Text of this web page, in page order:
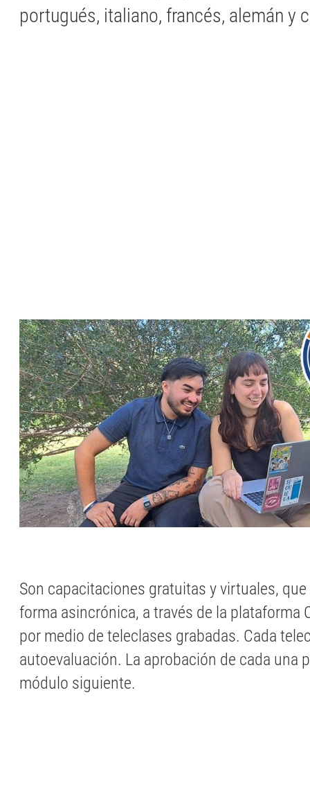
portugués, italiano, francés, alemán y
Son capacitaciones gratuitas y virtuales,
forma asincrónica, a través de la plataforma
por medio de teleclases grabadas. Cada
autoevaluación. La aprobación de cada una
módulo siguiente.